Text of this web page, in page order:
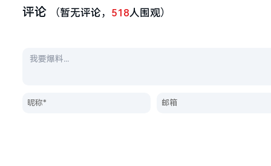
评论 （暂无评论， 518人围观）